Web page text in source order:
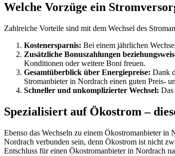
Welche Vorzüge ein
Zahlreiche Vorteile sind mit dem Wechsel des
Kostenersparnis: Bei einem jährlichen
Zusätzliche Bonuszahlungen
Konditionen oder weitere Boni freuen.
Gesamtüberblick über Energiepreise: Dank
Stromanbieter in Nordrach einen guten Preis-
Schneller und unkomplizierter Wechsel:
Spezialisiert auf Ökostrom –
Ebenso das Wechseln zu einem Ökostromanbieter
Nordrach verbunden sein, denn Ökostrom ist nicht
Entschluss für einen Ökostromanbieter in Nordrach